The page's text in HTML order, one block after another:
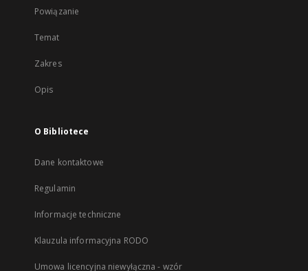
Powiązanie
Temat
Zakres
Opis
O Bibliotece
Dane kontaktowe
Regulamin
Informacje techniczne
Klauzula informacyjna RODO
Umowa licencyjna niewyłączna - wzór